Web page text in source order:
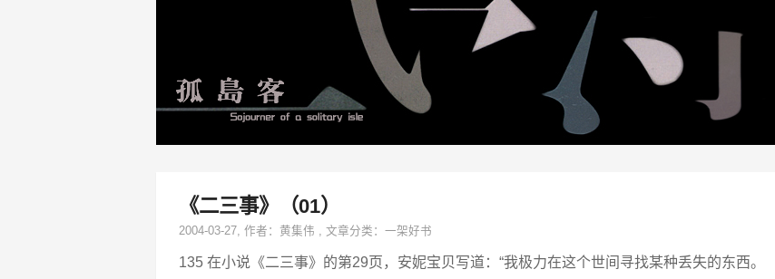
《二三事》（01）
2004-03-27, 作者： 黄集伟 , 文章分类： 一架好书
135 在小说《二三事》的第29页，安妮宝贝写道：“我极力在这个世间寻找某种丢失的东西。